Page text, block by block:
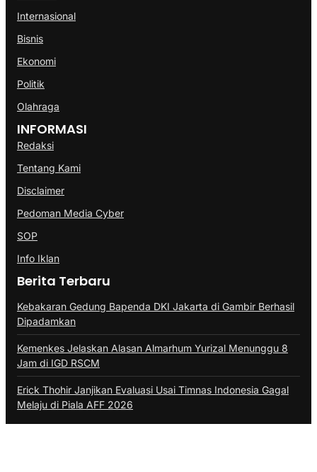
Internasional
Bisnis
Ekonomi
Politik
Olahraga
INFORMASI
Redaksi
Tentang Kami
Disclaimer
Pedoman Media Cyber
SOP
Info Iklan
Berita Terbaru
Kebakaran Gedung Bapenda DKI Jakarta di Gambir Berhasil
Dipadamkan
Kemenkes Jelaskan Alasan Almarhum Yurizal Menunggu 8
Jam di IGD RSCM
Erick Thohir Janjikan Evaluasi Usai Timnas Indonesia Gagal
Melaju di Piala AFF 2026